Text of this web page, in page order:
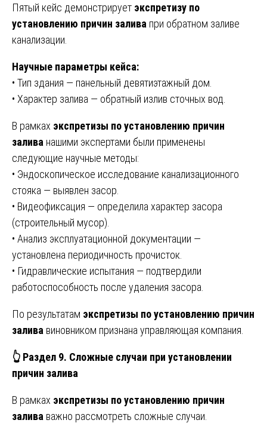
Пятый кейс демонстрирует экспретизу по
установлению причин залива при обратном заливе
канализации.
Научные параметры кейса:
• Тип здания — панельный девятиэтажный дом.
• Характер залива — обратный излив сточных вод.
В рамках экспретизы по установлению причин
залива нашими экспертами были применены
следующие научные методы:
• Эндоскопическое исследование канализационного
стояка — выявлен засор.
• Видеофиксация — определила характер засора
(строительный мусор).
• Анализ эксплуатационной документации —
установлена периодичность прочисток.
• Гидравлические испытания — подтвердили
работоспособность после удаления засора.
По результатам экспретизы по установлению причин
залива виновником признана управляющая компания.
👆 Раздел 9. Сложные случаи при установлении
причин залива
В рамках экспретизы по установлению причин
залива важно рассмотреть сложные случаи.